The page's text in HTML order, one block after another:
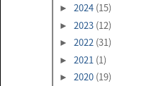
► 2024 (15)
► 2023 (12)
► 2022 (31)
► 2021 (1)
► 2020 (19)